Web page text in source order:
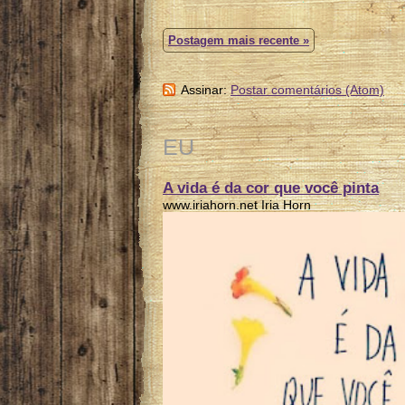
Postagem mais recente »
Assinar:Postar comentários (Atom)
EU
A vida é da cor que você pinta
www.iriahorn.net Iria Horn